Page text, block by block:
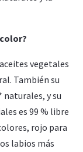
vegetales
También su
naturales, y su
es 99 % libre
rojo para
labios más